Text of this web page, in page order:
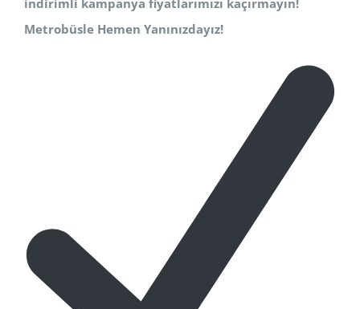
indirimli kampanya fiyatlarımızı kaçırmayın!
Metrobüsle Hemen Yanınızdayız!